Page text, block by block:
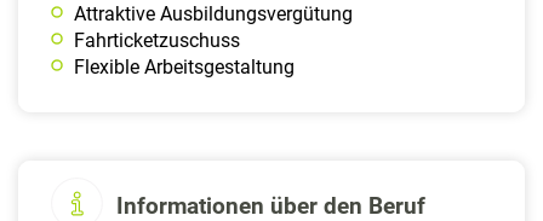
Attraktive Ausbildungsvergütung
Fahrticketzuschuss
Flexible Arbeitsgestaltung
Informationen über den Beruf